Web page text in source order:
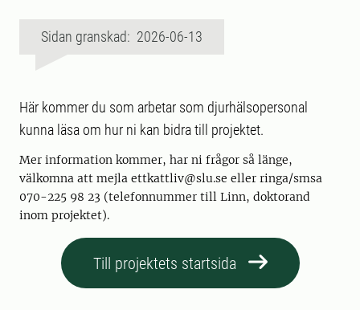
Sidan granskad: 2026-06-13
Här kommer du som arbetar som djurhälsopersonal
kunna läsa om hur ni kan bidra till projektet.
Mer information kommer, har ni frågor så länge,
välkomna att mejla ettkattliv@slu.se eller ringa/smsa
070-225 98 23 (telefonnummer till Linn, doktorand
inom projektet).
Till projektets startsida